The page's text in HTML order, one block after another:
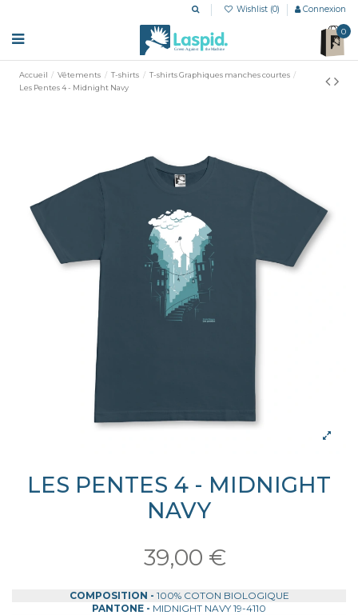
Wishlist (0) Connexion
0
Accueil Vêtements T-shirts
T-shirts Graphiques manches courtes
Les Pentes 4 - Midnight Navy
LES PENTES 4 - MIDNIGHT
NAVY
39,00 €
COMPOSITION - 100% COTON BIOLOGIQUE
PANTONE - MIDNIGHT NAVY 19-4110